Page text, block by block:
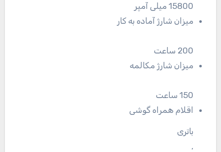
15800 میلی آمپر
میزان شارژ آماده به کار
200 ساعت
میزان شارژ مکالمه
150 ساعت
اقلام همراه گوشی
باتری
,